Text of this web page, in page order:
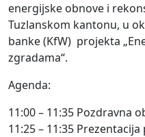
energijske obnove i
Tuzlanskom kantonu, u
banke (KfW) projekta
zgradama“.
Agenda:
11:00 – 11:35 Pozdravna
11:25 – 11:35